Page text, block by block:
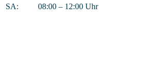
SA:
08:00 – 12:00 Uhr